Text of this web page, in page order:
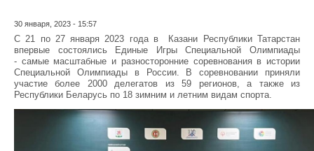
30 января, 2023 - 15:57
С 21 по 27 января 2023 года в Казани Республики Татарстан
впервые состоялись Единые Игры Специальной Олимпиады
- самые масштабные и разносторонние соревнования в истории
Специальной Олимпиады в России. В соревновании приняли
участие более 2000 делегатов из 59 регионов, а также из
Республики Беларусь по 18 зимним и летним видам спорта.